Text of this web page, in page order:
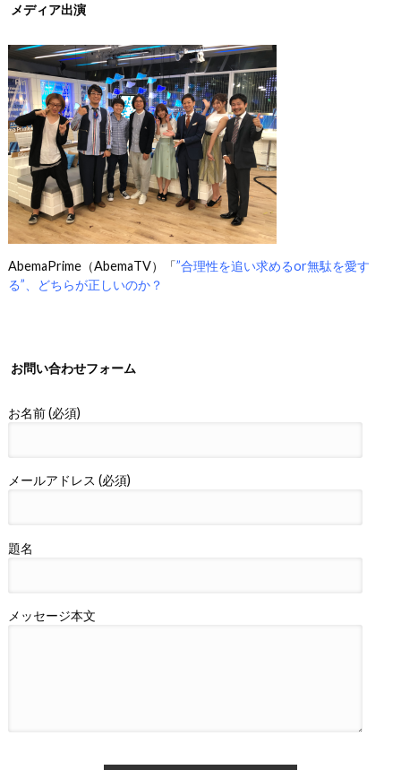
メディア出演
AbemaPrime（AbemaTV）「”合理性を追い求めるor無駄を愛す
る”、どちらが正しいのか？
お問い合わせフォーム
お名前 (必須)
メールアドレス (必須)
題名
メッセージ本文